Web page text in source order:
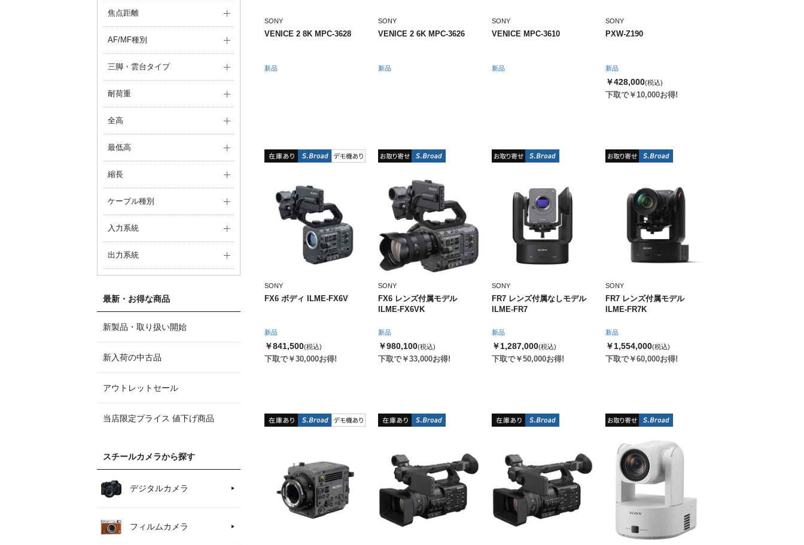
焦点距離
AF/MF種別
三脚・雲台タイプ
耐荷重
全高
最低高
縮長
ケーブル種別
入力系統
出力系統
最新・お得な商品
新製品・取り扱い開始
新入荷の中古品
アウトレットセール
当店限定プライス 値下げ商品
スチールカメラから探す
デジタルカメラ
フィルムカメラ
新品
SONY
VENICE 2 8K MPC-3628
新品
SONY
VENICE 2 6K MPC-3626
新品
SONY
VENICE MPC-3610
新品
SONY
PXW-Z190
￥428,000(税込)
下取で￥10,000お得!
新品
SONY
FX6 ボディ ILME-FX6V
￥841,500(税込)
下取で￥30,000お得!
新品
SONY
FX6 レンズ付属モデル
ILME-FX6VK
￥980,100(税込)
下取で￥33,000お得!
新品
SONY
FR7 レンズ付属なしモデル
ILME-FR7
￥1,287,000(税込)
下取で￥50,000お得!
新品
SONY
FR7 レンズ付属モデル
ILME-FR7K
￥1,554,000(税込)
下取で￥60,000お得!